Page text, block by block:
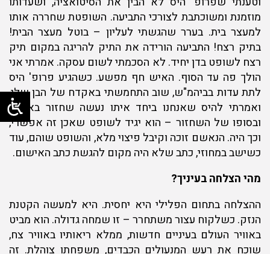
מוזמנת ומשוכתבת לצורכי התביעה. השופטת שחררה אותו
למעצר בית. בערר שהגשתי לעליון – בוטל מעצר הבית!
בתיק רצח! התביעה הורידה את התיק להריגה במקום תיק
רצח לשופט בדן יחיד. לא הסכמתי לשום עסקה. אמרתי אני
הולך פה עד הסוף. האיש חף מפשע. כשהגיע פרופ' היס
לתת עדות בביהמ"ש, שוב התחמשתי באקדח של הבן שלי,
ואמרתי להיס שאנחנו ביחד איתו נעשה שחזור באולם,
ובסופו של השחזור – הוא יגיד לשופט שאכן זה אפשרי,
וכך היה. הנאשם זוכה וקיבל פיצוי מלא, והשופט שוהם, עוד
כשישב במחוזי, כתב שלא היה מקום להגשת כתב האישום.
מהי הצלחה בעיניך?
ההצלחה בתחום הפלילי היא יחסית. היא למעשה הקטנת
הנזק. כשלקוח עצור משתחרר – זו שמחה גדולה. הוא מביט
באוויר העולם בעיניים חדשות, ממלא ריאותיו באוויר צח,
שוכח את רעש המנעולים הכבדים, משפחתו צוהלת. זה